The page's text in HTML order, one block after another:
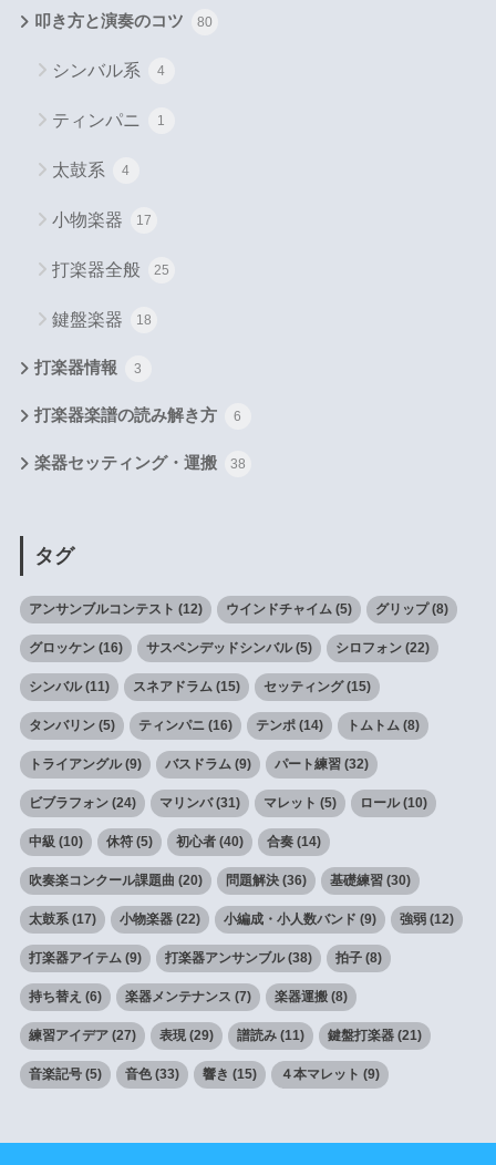
叩き方と演奏のコツ 80
シンバル系 4
ティンパニ 1
太鼓系 4
小物楽器 17
打楽器全般 25
鍵盤楽器 18
打楽器情報 3
打楽器楽譜の読み解き方 6
楽器セッティング・運搬 38
タグ
アンサンブルコンテスト (12) ウインドチャイム (5) グリップ(8)
グロッケン(16) サスペンデッドシンバル(5) シロフォン(22)
シンバル(11) スネアドラム (15) セッティング(15)
タンバリン(5) ティンパニ (16) テンポ(14) トムトム (8)
トライアングル(9) バスドラム (9) パート練習(32)
ビブラフォン(24) マリンバ(31) マレット (5) ロール(10)
中級 (10) 休符(5) 初心者(40) 合奏(14)
吹奏楽コンクール課題曲 (20) 問題解決(36) 基礎練習(30)
太鼓系(17) 小物楽器(22) 小編成・小人数バンド (9) 強弱(12)
打楽器アイテム (9) 打楽器アンサンブル(38) 拍子(8)
持ち替え (6) 楽器メンテナンス (7) 楽器運搬(8)
練習アイデア(27) 表現(29) 譜読み(11) 鍵盤打楽器(21)
音楽記号(5) 音色(33) 響き (15) ４本マレット (9)